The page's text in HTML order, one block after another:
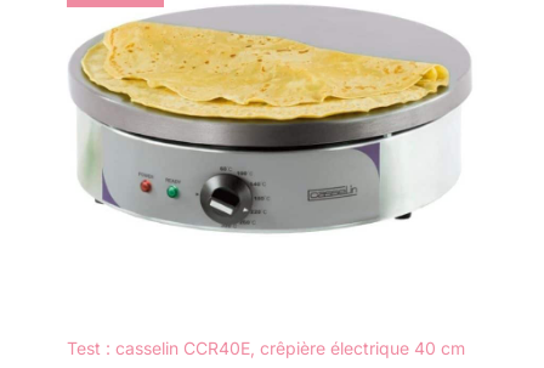
Test : casselin CCR40E, crêpière électrique 40 cm